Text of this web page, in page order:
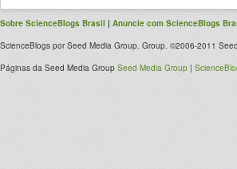
Sobre ScienceBlogs Brasil | Anuncie com ScienceBlogs
ScienceBlogs por Seed Media Group. Group. ©2006-2011
Páginas da Seed Media Group Seed Media Group |